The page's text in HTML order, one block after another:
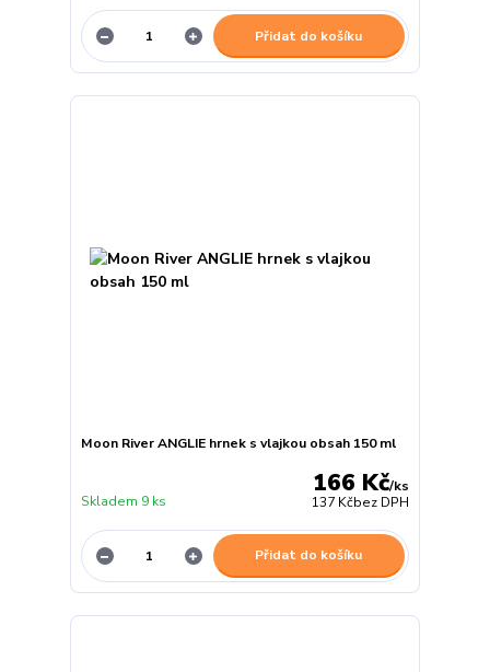
Přidat do košíku
Moon River ANGLIE hrnek s vlajkou obsah 150 ml
166 Kč/ks
137 Kčbez DPH
Skladem 9 ks
Přidat do košíku